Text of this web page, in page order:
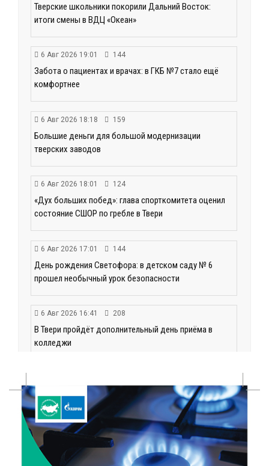
Тверские школьники покорили Дальний Восток:
итоги смены в ВДЦ «Океан»
6 Авг 2026 19:01 144
Забота о пациентах и врачах: в ГКБ №7 стало ещё
комфортнее
6 Авг 2026 18:18 159
Большие деньги для большой модернизации
тверских заводов
6 Авг 2026 18:01 124
«Дух больших побед»: глава спорткомитета оценил
состояние СШОР по гребле в Твери
6 Авг 2026 17:01 144
День рождения Светофора: в детском саду № 6
прошел необычный урок безопасности
6 Авг 2026 16:41 208
В Твери пройдёт дополнительный день приёма в
колледжи
Исследование: ежемесячная смена категорий
кешбэка создает волны спроса
6 Авг 2026 16:28 219
Тверские «Романтики» покорили Витебск своей